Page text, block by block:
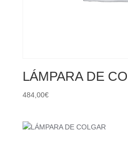
LÁMPARA DE
484,00€